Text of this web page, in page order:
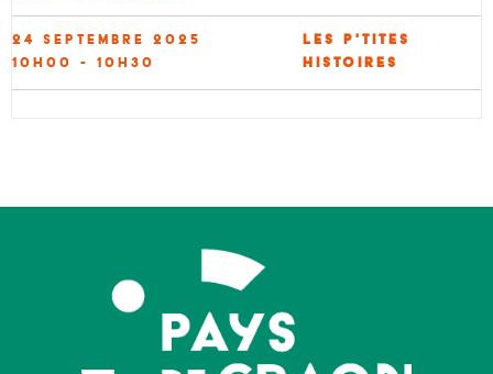
24 septembre 2025
10h00 - 10h30
Les P'tites
Histoires